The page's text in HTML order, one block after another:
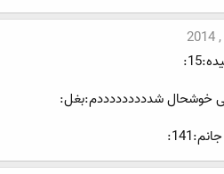
2014
شدددددددددم:بغل: